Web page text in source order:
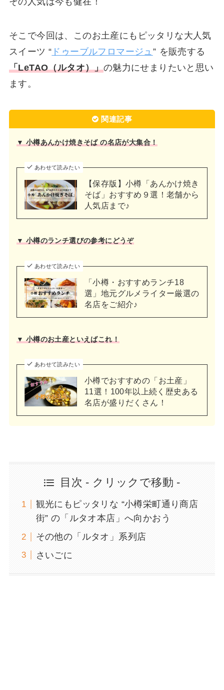
そこで今回は、このお土産にもピッタリな大人気
スイーツ “ ドゥーブルフロマージュ” を販売する
「LeTAO（ルタオ）」の魅力にせまりたいと思い
ます。
関連記事
▼ 小樽あんかけ焼きそば の名店が大集合！
あわせて読みたい
【保存版】小樽「あんかけ焼き
そば」おすすめ９選！老舗から
人気店まで♪
▼ 小樽のランチ選びの参考にどうぞ
あわせて読みたい
「小樽・おすすめランチ18
選」地元グルメライター厳選の
名店をご紹介♪
▼ 小樽のお土産といえばこれ！
あわせて読みたい
小樽でおすすめの「お土産」
11選！100年以上続く歴史ある
名店が盛りだくさん！
目次 - クリックで移動 -
観光にもピッタリな “小樽栄町通り商店
街” の「ルタオ本店」へ向かおう
その他の「ルタオ」系列店
さいごに